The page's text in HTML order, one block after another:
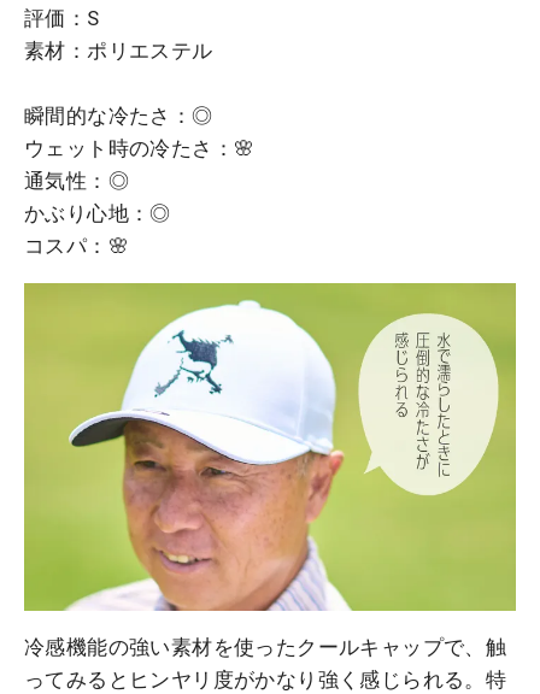
評価：S
素材：ポリエステル
瞬間的な冷たさ：◎
ウェット時の冷たさ：🌸
通気性：◎
かぶり心地：◎
コスパ：🌸
冷感機能の強い素材を使ったクールキャップで、触
ってみるとヒンヤリ度がかなり強く感じられる。特